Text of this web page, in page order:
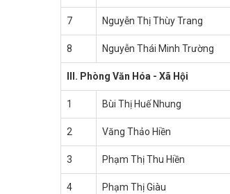
7 Nguyễn Thị Thùy Trang
8 Nguyễn Thái Minh Trường
III. Phòng Văn Hóa - Xã Hội
1 Bùi Thị Huế Nhung
2 Văng Thảo Hiền
3 Phạm Thị Thu Hiền
4 Phạm Thị Giàu